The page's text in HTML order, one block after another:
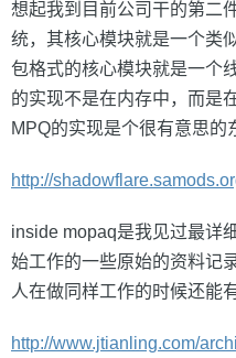
想起我到目前公司干的第二
统，其核心模块就是一个类
包格式的核心模块就是一个
的实现不是在内存中，而是
MPQ的实现是个很有意思的
http://
inside mopaq是我见过最详
始工作的一些原始的资料记
人在做同样工作的时候还能
http://www.jtianling.com/